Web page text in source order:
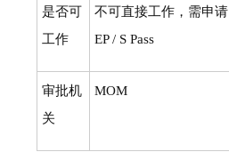
是否可
工作
不可直接工作，需申请
EP / S Pass
审批机
关
MOM